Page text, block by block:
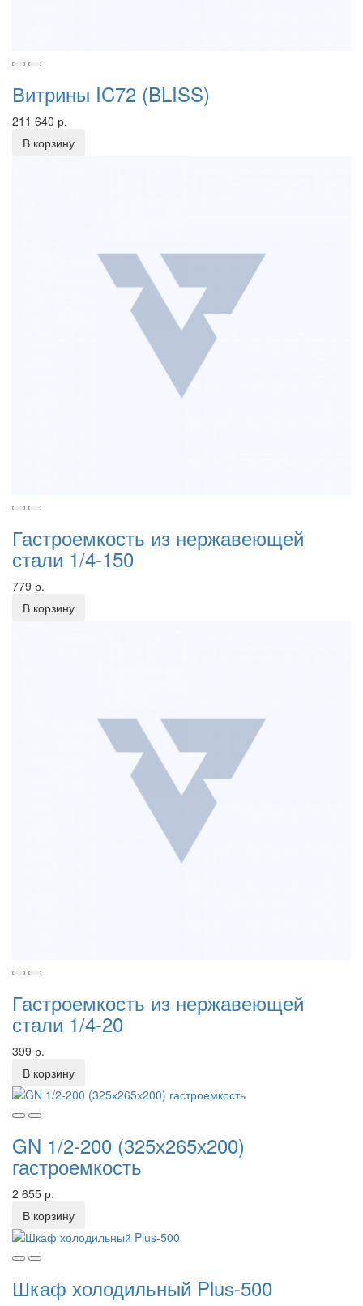
Витрины IC72 (BLISS)
211 640 р.
В корзину
Гастроемкость из нержавеющей
стали 1/4-150
779 р.
В корзину
Гастроемкость из нержавеющей
стали 1/4-20
399 р.
В корзину
GN 1/2-200 (325х265х200)
гастроемкость
2 655 р.
В корзину
Шкаф холодильный Plus-500